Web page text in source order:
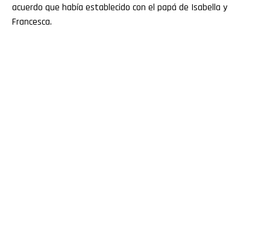
acuerdo que había establecido con el papá de Isabella y
Francesca.